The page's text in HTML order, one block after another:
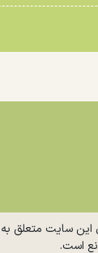
سایت متعلق به
است.